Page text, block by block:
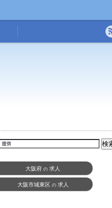
大阪府 の 求人
大阪市城東区 の 求人